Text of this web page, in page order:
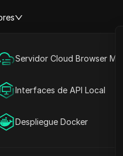
Servidor Cloud Browser MCP
Interfaces de API Local
Despliegue Docker
minuto de lectura